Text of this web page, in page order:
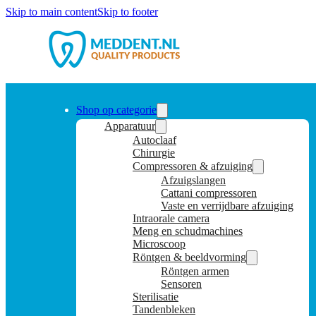
Skip to main contentSkip to footer
Shop op categorie
Apparatuur
Autoclaaf
Chirurgie
Compressoren & afzuiging
Afzuigslangen
Cattani compressoren
Vaste en verrijdbare afzuiging
Intraorale camera
Meng en schudmachines
Microscoop
Röntgen & beeldvorming
Röntgen armen
Sensoren
Sterilisatie
Tandenbleken